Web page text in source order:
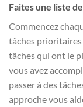
Faites une liste
Commencez
tâches prioritaires
tâches qui ont le
vous avez
passer à des
approche vous